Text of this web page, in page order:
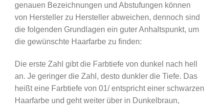
genauen Bezeichnungen und Abstufungen können
von Hersteller zu Hersteller abweichen, dennoch sind
die folgenden Grundlagen ein guter Anhaltspunkt, um
die gewünschte Haarfarbe zu finden:
Die erste Zahl gibt die Farbtiefe von dunkel nach hell
an. Je geringer die Zahl, desto dunkler die Tiefe. Das
heißt eine Farbtiefe von 01/ entspricht einer schwarzen
Haarfarbe und geht weiter über in Dunkelbraun,